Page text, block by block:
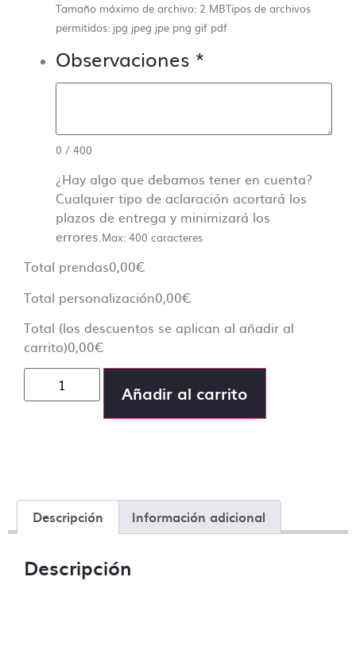
Tamaño máximo de archivo: 2 MBTipos de archivos
permitidos: jpg jpeg jpe png gif pdf
Observaciones *
0 / 400
¿Hay algo que debamos tener en cuenta?
Cualquier tipo de aclaración acortará los
plazos de entrega y minimizará los
errores.Max: 400 caracteres
Total prendas0,00€
Total personalización0,00€
Total (los descuentos se aplican al añadir al
carrito)0,00€
Añadir al carrito
Descripción Información adicional
Descripción